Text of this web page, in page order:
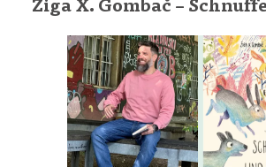
Žiga X. Gombač –